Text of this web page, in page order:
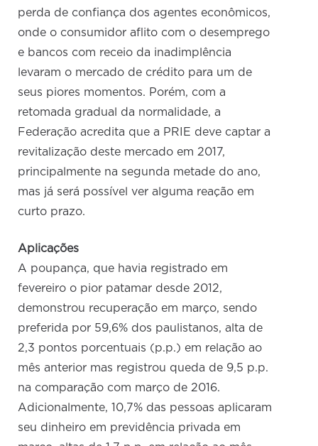
perda de confiança dos agentes econômicos,
onde o consumidor aflito com o desemprego
e bancos com receio da inadimplência
levaram o mercado de crédito para um de
seus piores momentos. Porém, com a
retomada gradual da normalidade, a
Federação acredita que a PRIE deve captar a
revitalização deste mercado em 2017,
principalmente na segunda metade do ano,
mas já será possível ver alguma reação em
curto prazo.
Aplicações
A poupança, que havia registrado em
fevereiro o pior patamar desde 2012,
demonstrou recuperação em março, sendo
preferida por 59,6% dos paulistanos, alta de
2,3 pontos porcentuais (p.p.) em relação ao
mês anterior mas registrou queda de 9,5 p.p.
na comparação com março de 2016.
Adicionalmente, 10,7% das pessoas aplicaram
seu dinheiro em previdência privada em